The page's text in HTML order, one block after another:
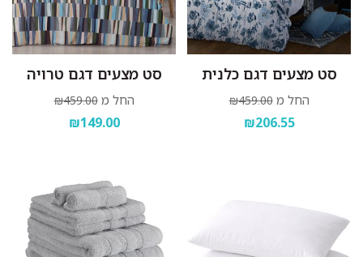
סט מצעים דגם כלנית
החל מ ₪459.00
₪206.55
סט מצעים דגם טרויה
החל מ ₪459.00
₪149.00